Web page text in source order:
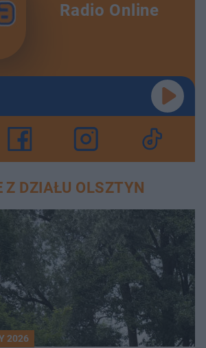
Radio Online
Z DZIAŁU OLSZTYN
2026